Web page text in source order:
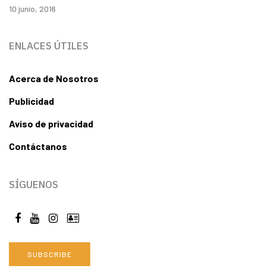
10 junio, 2016
ENLACES ÚTILES
Acerca de Nosotros
Publicidad
Aviso de privacidad
Contáctanos
SÍGUENOS
SUBSCRIBE